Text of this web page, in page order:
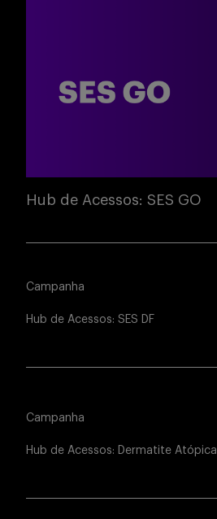
Hub de Acessos: SES GO
Campanha
Hub de Acessos: SES DF
Campanha
Hub de Acessos: Dermatite Atópica